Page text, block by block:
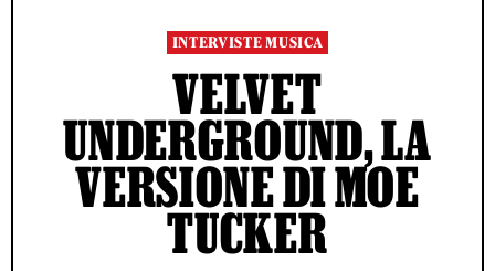
INTERVISTE MUSICA
VELVET
UNDERGROUND, LA
VERSIONE DI MOE
TUCKER